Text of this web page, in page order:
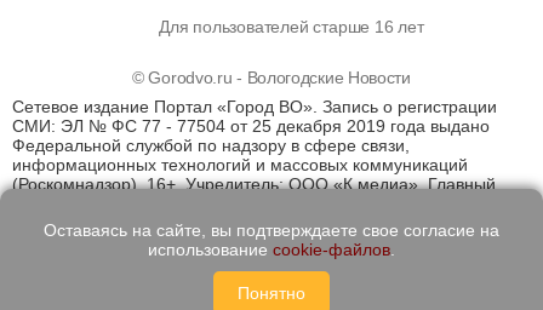
Для пользователей старше 16 лет
© Gorodvo.ru - Вологодские Новости
Сетевое издание Портал «Город ВО». Запись о регистрации
СМИ: ЭЛ № ФС 77 - 77504 от 25 декабря 2019 года выдано
Федеральной службой по надзору в сфере связи,
информационных технологий и массовых коммуникаций
(Роскомнадзор). 16+. Учредитель: ООО «К медиа». Главный
применяются рекомендательные технологии (информационные
технологии предоставления информации на основе сбора,
систематизации и анализа сведений, относящихся к
предпочтениям пользователей сети "Интернет", находящихся
на территории Российской Федерации)
Оставаясь на сайте, вы подтверждаете свое согласие на
использование cookie-файлов
Понятно